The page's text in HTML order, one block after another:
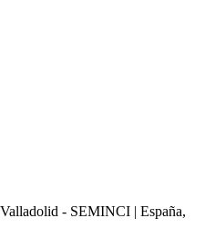
- SEMINCI | España,